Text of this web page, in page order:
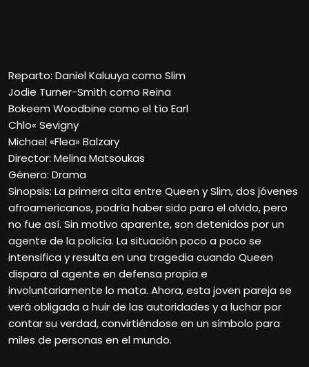
Reparto: Daniel Kaluuya como Slim
Jodie Turner-Smith como Reina
Bokeem Woodbine como el tío Earl
Chlo« Sevigny
Michael «Flea» Balzary
Director: Melina Matsoukas
Género: Drama
Sinopsis: La primera cita entre Queen y Slim, dos jóvenes
afroamericanos, podría haber sido para el olvido, pero
no fue así. Sin motivo aparente, son detenidos por un
agente de la policía. La situación poco a poco se
intensifica y resulta en una tragedia cuando Queen
dispara al agente en defensa propia e
involuntariamente lo mata. Ahora, esta joven pareja se
verá obligada a huir de las autoridades y a luchar por
contar su verdad, convirtiéndose en un símbolo para
miles de personas en el mundo.